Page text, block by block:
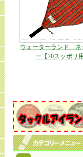
ウォーターランド ネ
ー【70スッポリ